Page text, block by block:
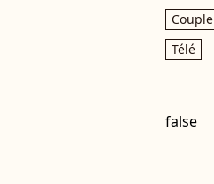
Couple
Télé
false